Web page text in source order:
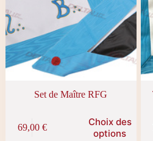
Set de Maître RFG
69,00 €
Choix des
options
produit
Ce